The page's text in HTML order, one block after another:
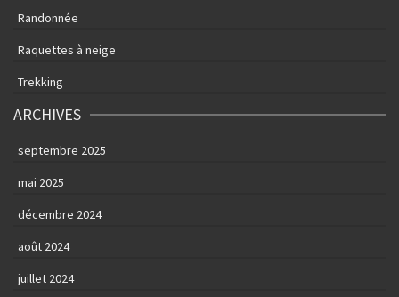
Randonnée
Raquettes à neige
Trekking
ARCHIVES
septembre 2025
mai 2025
décembre 2024
août 2024
juillet 2024